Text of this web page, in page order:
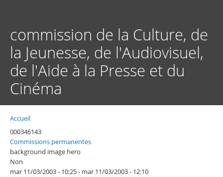
principal
commission de la Culture, de
la Jeunesse, de l'Audiovisuel,
de l'Aide à la Presse et du
Cinéma
Fil
d'Ariane
Accueil
000346143
Commissions permanentes
background image hero
Non
mar 11/03/2003 - 10:25- mar 11/03/2003 - 12:10